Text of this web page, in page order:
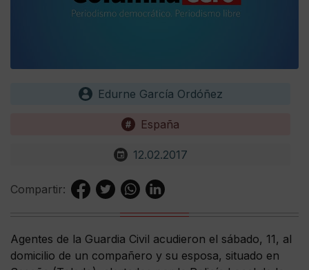
Edurne García Ordóñez
España
12.02.2017
Compartir:
Agentes de la Guardia Civil acudieron el sábado, 11, al
domicilio de un compañero y su esposa, situado en